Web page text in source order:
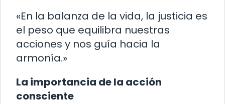
«En la balanza de la vida, la justicia es
el peso que equilibra nuestras
acciones y nos guía hacia la
armonía.»
La importancia de la acción
consciente